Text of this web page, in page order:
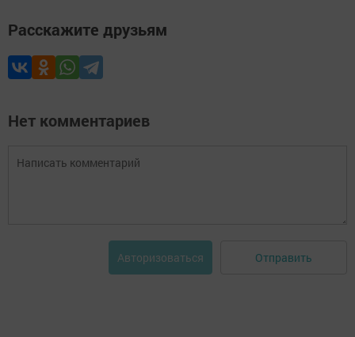
Расскажите друзьям
Нет комментариев
Авторизоваться Отправить